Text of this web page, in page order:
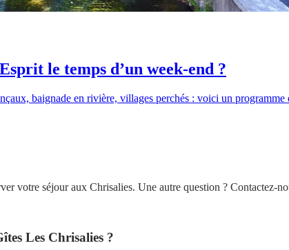
le temps d’un week-end ?
baignade en rivière, villages perchés : voici un
votre séjour aux Chrisalies. Une autre question ? Contactez-
Les Chrisalies ?